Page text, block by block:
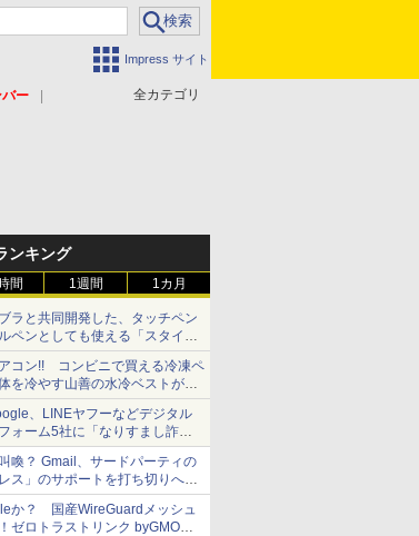
Impress サイト
全カテゴリ
ー
ンキング
間 1週間 1カ月
ラと共同開発した、タッチペン
ペンとしても使える「スタイラ
発売 iPadにも紙にも、持ち替
るコン!! コンビニで買える冷凍ペ
を冷やす山善の水冷ベストがロ
ょうどいい【ぼっち・ざ・ろー
空いた時間でなにしてる？】
、LINEヤフーなどデジタル
ォーム5社に「なりすまし詐欺
を要請 著名人の写真や映像を
などへの対策として
喚？ Gmail、サードパーティの
ス」のサポートを打ち切りへ
】
か？ 国産WireGuardメッシュ
ゼロトラストリンク byGMOペ